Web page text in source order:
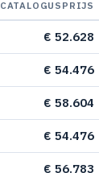
CATALOGUSPRIJS
€ 52.628
€ 54.476
€ 58.604
€ 54.476
€ 56.783